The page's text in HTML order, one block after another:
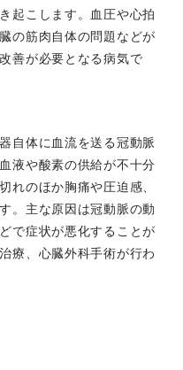
山陽循環器病談話会
きました。当科からは謝
ご参加いただいた先生
reportがEuropean
にPublishされました。
｢息切れ外来｣を神戸新聞
指導医とBest研修医の投
Lecturerに舛本慧子医
選出されました。おめで
エリアで開催され、当科
当しました。
起こします。血圧や心拍
の筋肉自体の問題などが
善が必要となる病気で
自体に血流を送る冠動脈
液や酸素の供給が不十分
れのほか胸痛や圧迫感、
。主な原因は冠動脈の動
で症状が悪化することが
療、心臓外科手術が行わ